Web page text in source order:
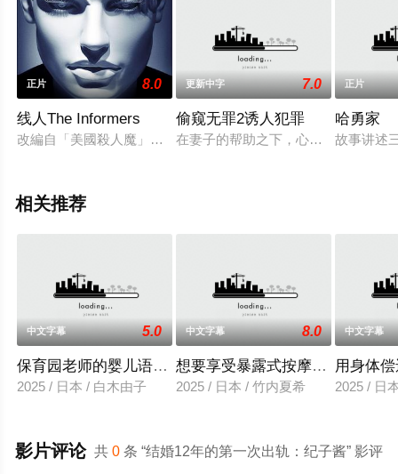
正片 8.0
线人The Informers
改編自「美國殺人魔」作家同名暢銷小說。描述1980年代洛杉
更新中字 7.0
偷窥无罪2诱人犯罪
在妻子的帮助之下，心理学博士周萧
正片
哈勇家
故事讲述
相关推荐
中文字幕 5.0
保育园老师的婴儿语让人超兴奋
2025 / 日本 / 白木由子
中文字幕 8.0
想要享受暴露式按摩的已婚女子
2025 / 日本 / 竹内夏希
中文字幕
用身体
2025 / 日
共0 条 “结婚12年的第一次出轨：纪子酱” 影评
影片评论